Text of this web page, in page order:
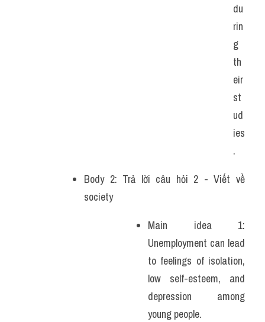
du
rin
g
th
eir
st
ud
ies
.
Body 2: Trả lời câu hỏi 2 - Viết về
society
Main idea 1:
Unemployment can lead
to feelings of isolation,
low self-esteem, and
depression among
young people.